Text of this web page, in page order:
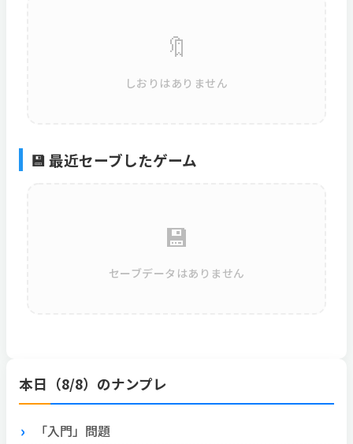
🔖
しおりはありません
💾 最近セーブしたゲーム
💾
セーブデータはありません
本日（8/8）のナンプレ
「入門」問題